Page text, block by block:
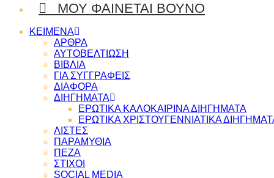
ΜΟΥ ΦΑΙΝΕΤΑΙ ΒΟΥΝΟ
ΚΕΙΜΕΝΑ
ΑΡΘΡΑ
ΑΥΤΟΒΕΛΤΙΩΣΗ
ΒΙΒΛΙΑ
ΓΙΑ ΣΥΓΓΡΑΦΕΙΣ
ΔΙΑΦΟΡΑ
ΔΙΗΓΗΜΑΤΑ
ΕΡΩΤΙΚΑ ΚΑΛΟΚΑΙΡΙΝΑ ΔΙΗΓΗΜΑΤΑ
ΕΡΩΤΙΚΑ ΧΡΙΣΤΟΥΓΕΝΝΙΑΤΙΚΑ
ΛΙΣΤΕΣ
ΠΑΡΑΜΥΘΙΑ
ΠΕΖΑ
ΣΤΙΧΟΙ
SOCIAL MEDIA